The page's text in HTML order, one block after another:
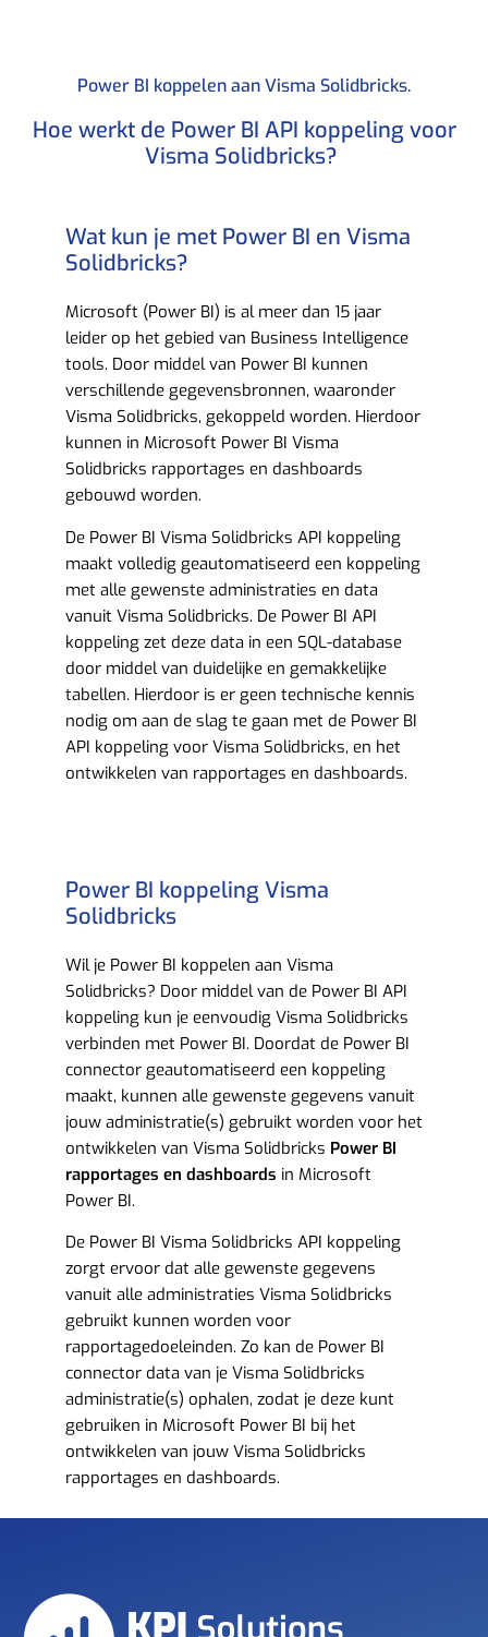
Power BI koppelen aan Visma Solidbricks.​
Hoe werkt de Power BI API koppeling voor
Visma Solidbricks? ​
Power BI koppeling Visma
Solidbricks
Wil je Power BI koppelen aan Visma
Solidbricks? Door middel van de Power BI API
koppeling kun je eenvoudig Visma Solidbricks
verbinden met Power BI. Doordat de Power BI
connector geautomatiseerd een koppeling
maakt, kunnen alle gewenste gegevens vanuit
jouw administratie(s) gebruikt worden voor het
ontwikkelen van Visma Solidbricks Power BI
rapportages en dashboards in Microsoft
Power BI.
De Power BI Visma Solidbricks API koppeling
zorgt ervoor dat alle gewenste gegevens
vanuit alle administraties Visma Solidbricks
gebruikt kunnen worden voor
rapportagedoeleinden. Zo kan de Power BI
connector data van je Visma Solidbricks
administratie(s) ophalen, zodat je deze kunt
gebruiken in Microsoft Power BI bij het
ontwikkelen van jouw Visma Solidbricks
rapportages en dashboards.
Wat kun je met Power BI en Visma
Solidbricks?​
Microsoft (Power BI) is al meer dan 15 jaar
leider op het gebied van Business Intelligence
tools. Door middel van Power BI kunnen
verschillende gegevensbronnen, waaronder
Visma Solidbricks, gekoppeld worden. Hierdoor
kunnen in Microsoft Power BI Visma
Solidbricks rapportages en dashboards
gebouwd worden.
De Power BI Visma Solidbricks API koppeling
maakt volledig geautomatiseerd een koppeling
met alle gewenste administraties en data
vanuit Visma Solidbricks. De Power BI API
koppeling zet deze data in een SQL-database
door middel van duidelijke en gemakkelijke
tabellen. Hierdoor is er geen technische kennis
nodig om aan de slag te gaan met de Power BI
API koppeling voor Visma Solidbricks, en het
ontwikkelen van rapportages en dashboards.